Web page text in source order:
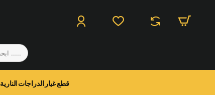
.....
ابحث
عن
منتج
قطع غيار الدراجات النارية